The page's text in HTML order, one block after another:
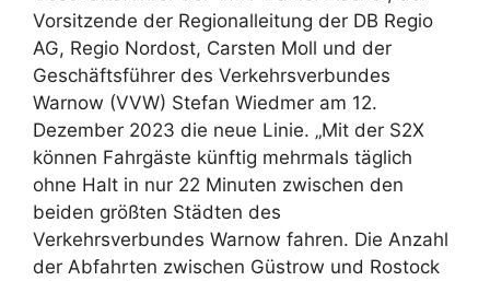
Vorsitzende der Regionalleitung der DB Regio
AG, Regio Nordost, Carsten Moll und der
Geschäftsführer des Verkehrsverbundes
Warnow (VVW) Stefan Wiedmer am 12.
Dezember 2023 die neue Linie. „Mit der S2X
können Fahrgäste künftig mehrmals täglich
ohne Halt in nur 22 Minuten zwischen den
beiden größten Städten des
Verkehrsverbundes Warnow fahren. Die Anzahl
der Abfahrten zwischen Güstrow und Rostock